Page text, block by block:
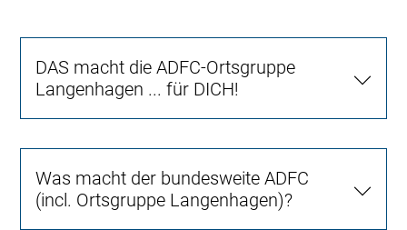
DAS macht die ADFC-Ortsgruppe
Langenhagen ... für DICH!
Was macht der bundesweite ADFC
(incl. Ortsgruppe Langenhagen)?